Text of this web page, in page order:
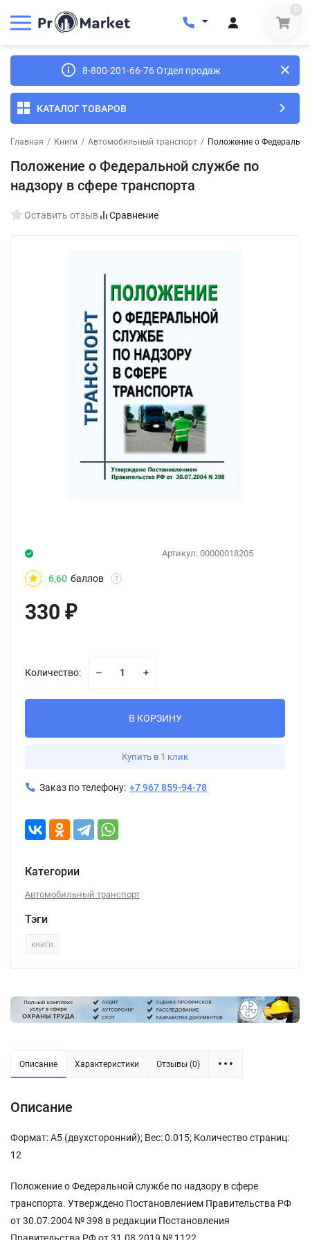
0
8-800-201-66-76 Отдел продаж
КАТАЛОГ ТОВАРОВ
Главная / Книги / Автомобильный транспорт / Положение о
Положение о Федеральной службе по
надзору в сфере транспорта
Оставить отзыв Сравнение
Артикул: 00000018205
6,60 баллов ?
330 ₽
Количество:
В КОРЗИНУ
Купить в 1 клик
Заказ по телефону: +7 967 859-94-78
Категории
Автомобильный транспорт
Тэги
книги
Описание Характеристики Отзывы (0)
Описание
Формат: А5 (двухсторонний); Вес: 0.015; Количество страниц:
12
Положение о Федеральной службе по надзору в сфере
транспорта. Утверждено Постановлением Правительства РФ
от 30.07.2004 № 398 в редакции Постановления
Правительства РФ от 31.08.2019 № 1122.